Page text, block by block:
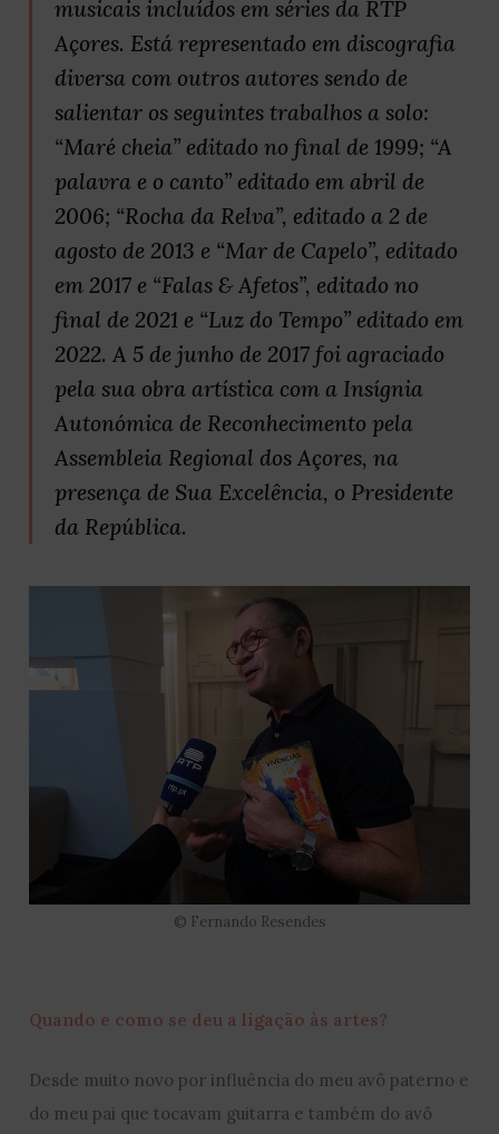
musicais incluídos em séries da RTP
Açores. Está representado em discografia
diversa com outros autores sendo de
salientar os seguintes trabalhos a solo:
“Maré cheia” editado no final de 1999; “A
palavra e o canto” editado em abril de
2006; “Rocha da Relva”, editado a 2 de
agosto de 2013 e “Mar de Capelo”, editado
em 2017 e “Falas & Afetos”, editado no
final de 2021 e “Luz do Tempo” editado em
2022. A 5 de junho de 2017 foi agraciado
pela sua obra artística com a Insígnia
Autonómica de Reconhecimento pela
Assembleia Regional dos Açores, na
presença de Sua Excelência, o Presidente
da República.
© Fernando Resendes
Quando e como se deu a ligação às artes?
Desde muito novo por influência do meu avô paterno e
do meu pai que tocavam guitarra e também do avô